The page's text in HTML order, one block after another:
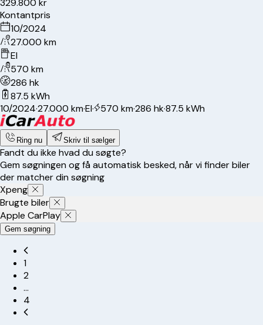
329.800 kr
Kontantpris
10/2024
27.000 km
El
570 km
286 hk
87.5 kWh
10/2024·27.000 km·El· 570 km·286 hk·87.5 kWh
Ring nu Skriv til sælger
Fandt du ikke hvad du søgte?
Gem søgningen og få automatisk besked, når vi finder biler
der matcher din søgning
Xpeng
Brugte biler
Apple CarPlay
Gem søgning
1
2
…
4